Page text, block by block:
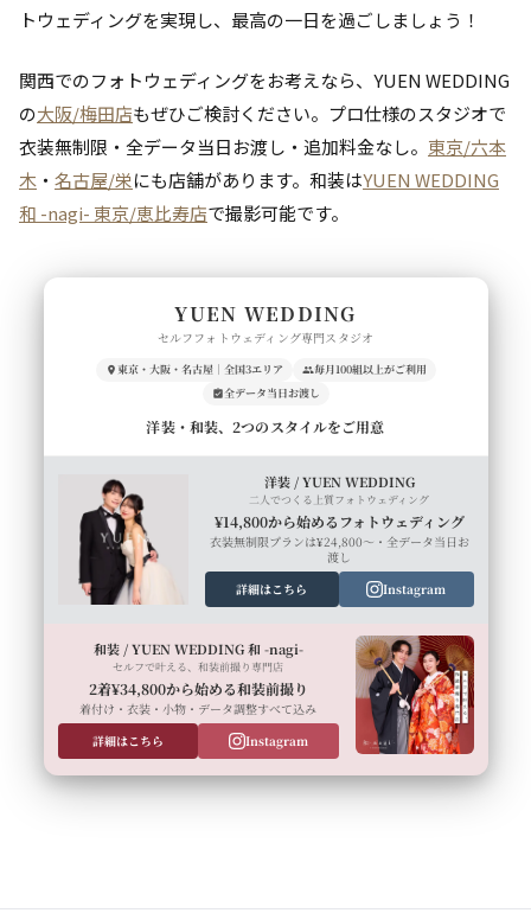
トウェディングを実現し、最高の一日を過ごしましょう！
関西でのフォトウェディングをお考えなら、YUEN WEDDING
の大阪/梅田店もぜひご検討ください。プロ仕様のスタジオで
衣装無制限・全データ当日お渡し・追加料金なし。 東京/六本
木 ・ 名古屋/栄にも店舗があります。和装はYUEN WEDDING
和 -nagi- 東京/恵比寿店で撮影可能です。
YUEN WEDDING
セルフフォトウェディング専門スタジオ
東京・大阪・名古屋｜全国3エリア
毎月100組以上がご利用
全データ当日お渡し
洋装・和装、2つのスタイルをご用意
洋装 / YUEN WEDDING
二人でつくる上質フォトウェディング
¥14,800から始めるフォトウェディング
衣装無制限プランは¥24,800〜・全データ当日お
渡し
詳細はこちら
Instagram
和装 / YUEN WEDDING 和 -nagi-
セルフで叶える、和装前撮り専門店
2着¥34,800から始める和装前撮り
着付け・衣装・小物・データ調整すべて込み
詳細はこちら
Instagram